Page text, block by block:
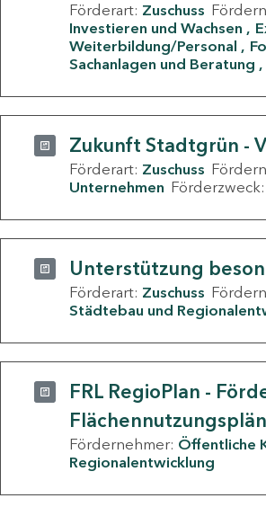
Förderart: Zuschuss
Investieren und Wachsen
Weiterbildung/Personal
Sachanlagen und Beratung
Zukunft Stadtgrün -
Förderart: Zuschuss
Unternehmen Förderzweck:
Unterstützung
Förderart: Zuschuss
Städtebau und
FRL RegioPlan -
Fördernehmer: Öffentliche
Regionalentwicklung